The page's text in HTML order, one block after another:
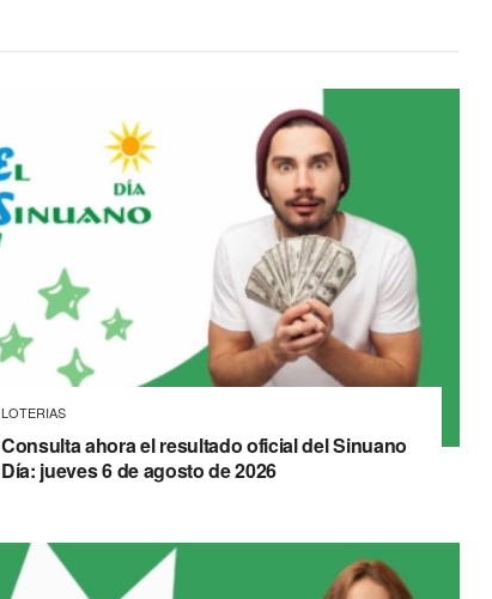
LOTERIAS
Consulta ahora el resultado oficial del Sinuano
Día: jueves 6 de agosto de 2026